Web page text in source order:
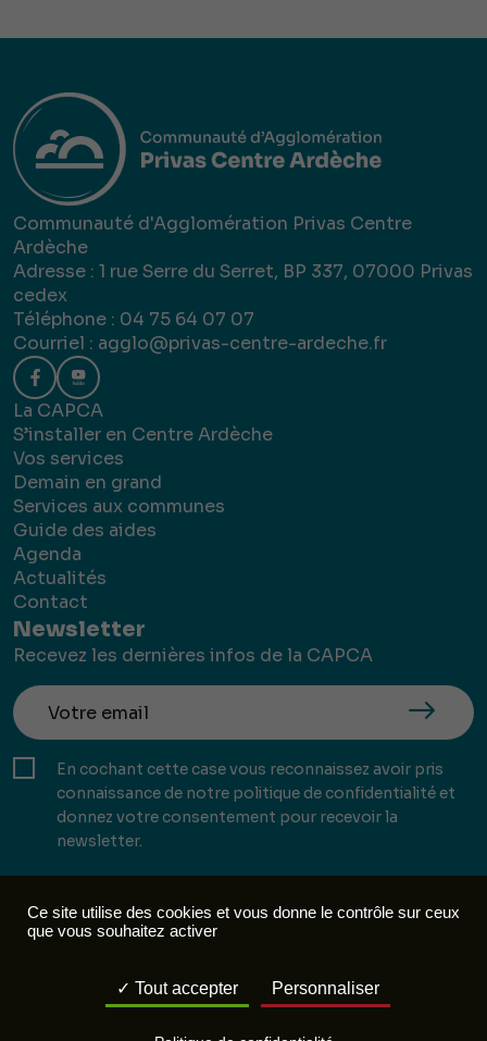
Communauté d'Agglomération Privas Centre
Ardèche
Adresse : 1 rue Serre du Serret, BP 337, 07000 Privas
cedex
Téléphone : 04 75 64 07 07
Courriel : agglo@privas-centre-ardeche.fr
La CAPCA
S’installer en Centre Ardèche
Vos services
Demain en grand
Services aux communes
Guide des aides
Agenda
Actualités
Contact
Newsletter
Recevez les dernières infos de la CAPCA
En cochant cette case vous reconnaissez avoir pris
connaissance de notre politique de confidentialité et
donnez votre consentement pour recevoir la
newsletter.
Réalisation : Mill, Privas
Ce site utilise des cookies et vous donne le contrôle sur ceux
que vous souhaitez activer
Tout accepter Personnaliser